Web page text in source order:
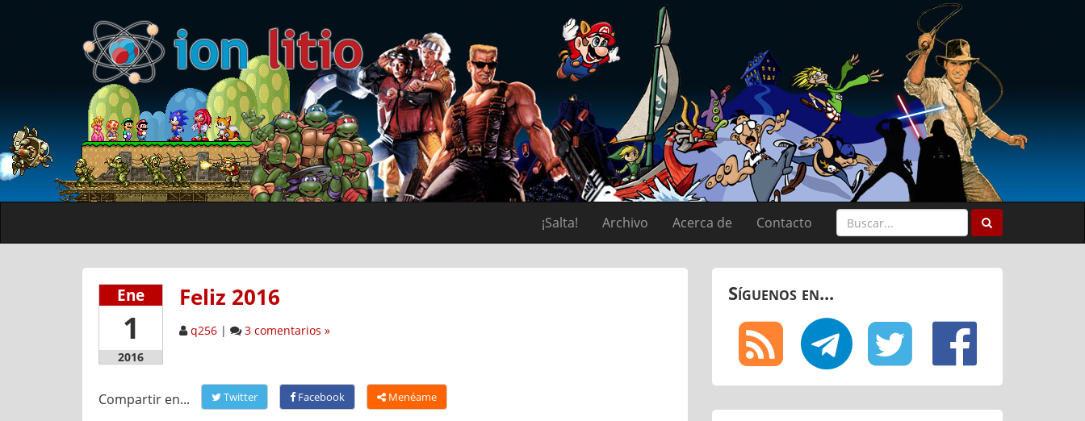
¡Salta! Archivo Acerca de Contacto
Ene
1
2016
Feliz 2016
q256 | 3 comentarios »
Compartir en... Twitter Facebook Menéame
Síguenos en...